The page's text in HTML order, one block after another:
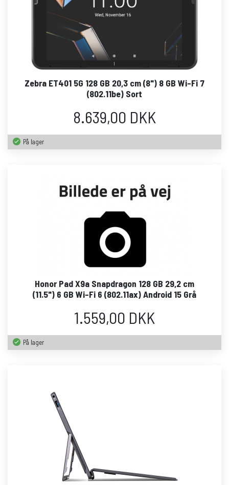
Zebra ET401 5G 128 GB 20,3 cm (8") 8 GB Wi-Fi 7
(802.11be) Sort
8.639,00 DKK
På lager
Honor Pad X9a Snapdragon 128 GB 29,2 cm
(11.5") 6 GB Wi-Fi 6 (802.11ax) Android 15 Grå
1.559,00 DKK
På lager